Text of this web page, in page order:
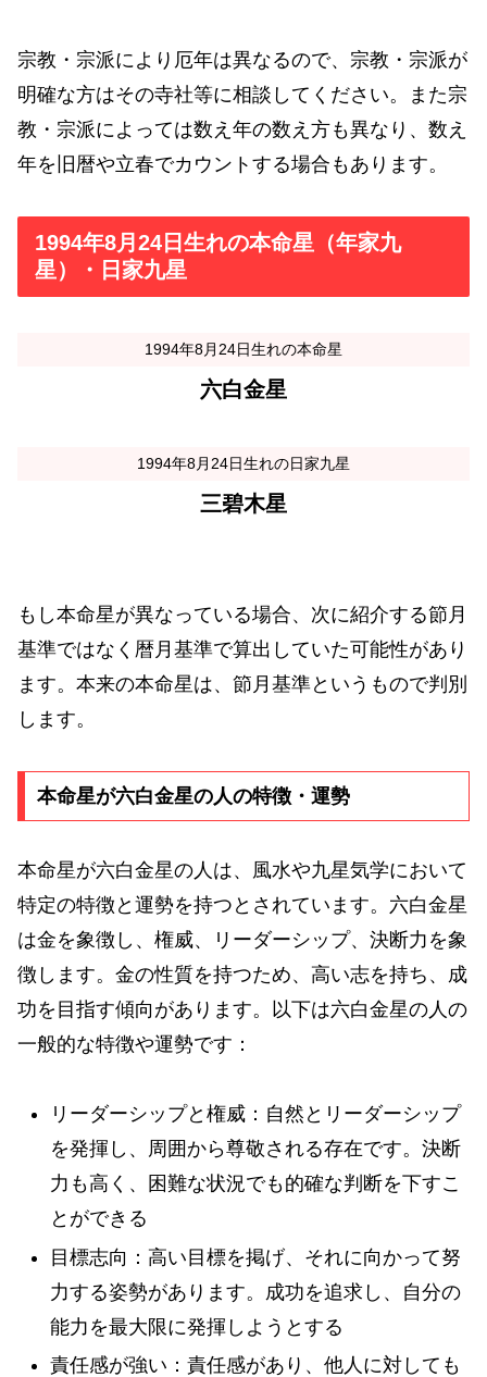
宗教・宗派により厄年は異なるので、宗教・宗派が
明確な方はその寺社等に相談してください。また宗
教・宗派によっては数え年の数え方も異なり、数え
年を旧暦や立春でカウントする場合もあります。
1994年8月24日生れの本命星（年家九
星）・日家九星
1994年8月24日生れの本命星
六白金星
1994年8月24日生れの日家九星
三碧木星
もし本命星が異なっている場合、次に紹介する節月
基準ではなく暦月基準で算出していた可能性があり
ます。本来の本命星は、節月基準というもので判別
します。
本命星が六白金星の人の特徴・運勢
本命星が六白金星の人は、風水や九星気学において
特定の特徴と運勢を持つとされています。六白金星
は金を象徴し、権威、リーダーシップ、決断力を象
徴します。金の性質を持つため、高い志を持ち、成
功を目指す傾向があります。以下は六白金星の人の
一般的な特徴や運勢です：
リーダーシップと権威：自然とリーダーシップ
を発揮し、周囲から尊敬される存在です。決断
力も高く、困難な状況でも的確な判断を下すこ
とができる
目標志向：高い目標を掲げ、それに向かって努
力する姿勢があります。成功を追求し、自分の
能力を最大限に発揮しようとする
責任感が強い：責任感があり、他人に対しても